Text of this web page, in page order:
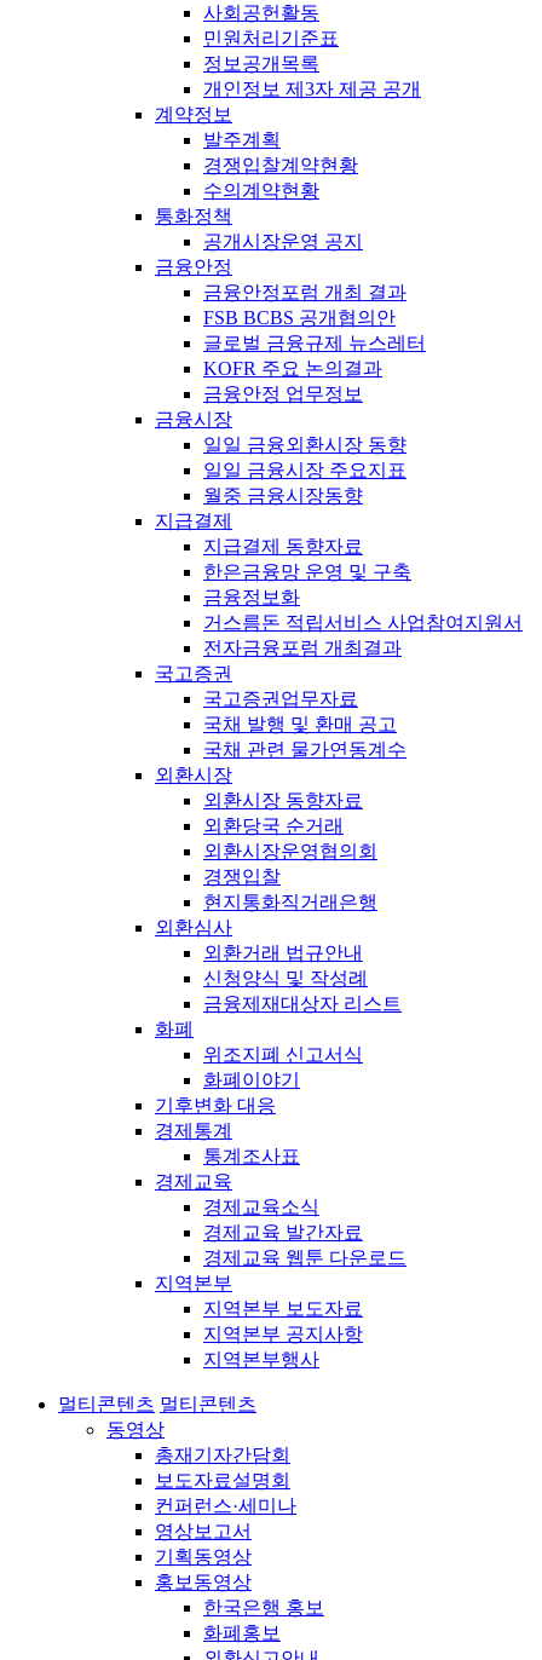
사회공헌활동
민원처리기준표
정보공개목록
개인정보 제3자 제공 공개
계약정보
발주계획
경쟁입찰계약현황
수의계약현황
통화정책
공개시장운영 공지
금융안정
금융안정포럼 개최 결과
FSB BCBS 공개협의안
글로벌 금융규제 뉴스레터
KOFR 주요 논의결과
금융안정 업무정보
금융시장
일일 금융외환시장 동향
일일 금융시장 주요지표
월중 금융시장동향
지급결제
지급결제 동향자료
한은금융망 운영 및 구축
금융정보화
거스름돈 적립서비스 사업참여지원서
전자금융포럼 개최결과
국고증권
국고증권업무자료
국채 발행 및 환매 공고
국채 관련 물가연동계수
외환시장
외환시장 동향자료
외환당국 순거래
외환시장운영협의회
경쟁입찰
현지통화직거래은행
외환심사
외환거래 법규안내
신청양식 및 작성례
금융제재대상자 리스트
화폐
위조지폐 신고서식
화폐이야기
기후변화 대응
경제통계
통계조사표
경제교육
경제교육소식
경제교육 발간자료
경제교육 웹툰 다운로드
지역본부
지역본부 보도자료
지역본부 공지사항
지역본부행사
멀티콘텐츠 멀티콘텐츠
동영상
총재기자간담회
보도자료설명회
컨퍼런스·세미나
영상보고서
기획동영상
홍보동영상
한국은행 홍보
화폐홍보